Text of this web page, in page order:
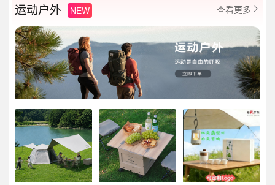
运动户外 NEW 查看更多 